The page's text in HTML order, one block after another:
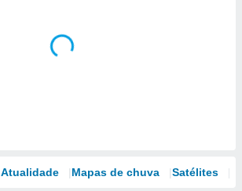
Atualidade Mapas de chuva Satélites